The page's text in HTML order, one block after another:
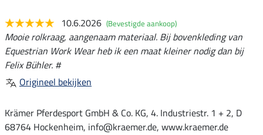
10.6.2026 (Bevestigde aankoop)
Mooie rolkraag, aangenaam materiaal. Bij bovenkleding van
Equestrian Work Wear heb ik een maat kleiner nodig dan bij
Felix Bühler. #
Origineel bekijken
Krämer Pferdesport GmbH & Co. KG, 4. Industriestr. 1 + 2, D
68764 Hockenheim, info@kraemer.de, www.kraemer.de